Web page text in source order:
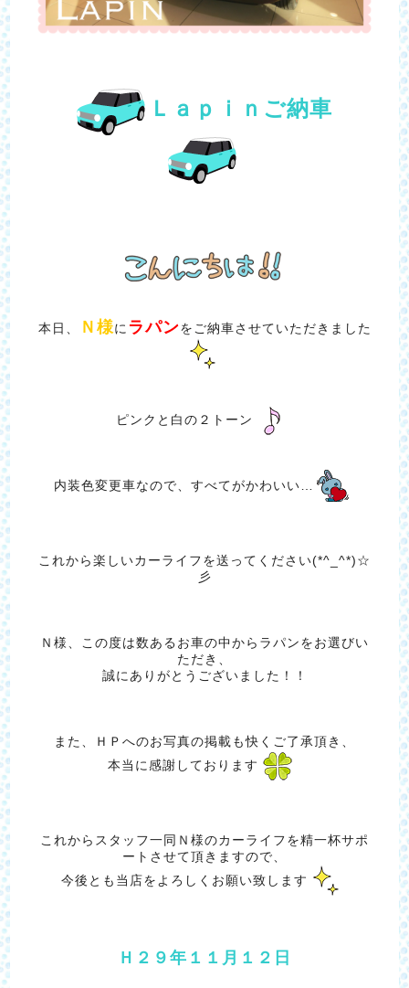
Ｌａｐｉｎご納車
本日、 Ｎ様に ラパンをご納車させていただきました
ピンクと白の２トーン
内装色変更車なので、すべてがかわいい…
これから楽しいカーライフを送ってください(*^_^*)☆
彡
Ｎ様、この度は数あるお車の中からラパンをお選びい
ただき、
誠にありがとうございました！！
また、ＨＰへのお写真の掲載も快くご了承頂き、
本当に感謝しております
これからスタッフ一同Ｎ様のカーライフを精一杯サポ
ートさせて頂きますので、
今後とも当店をよろしくお願い致します
Ｈ２９年１１月１２日